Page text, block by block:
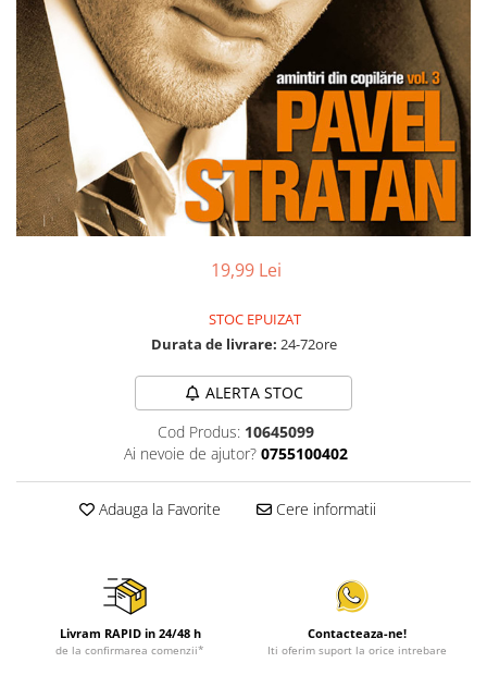
Viniluri Românești
Colecția Electrecord
19,99 Lei
STOC EPUIZAT
Durata de livrare: 24-72ore
ALERTA STOC
Cod Produs: 10645099
Ai nevoie de ajutor? 0755100402
Adauga la Favorite Cere informatii
Livram RAPID in 24/48 h
de la confirmarea comenzii*
Contacteaza-ne!
Iti oferim suport la orice intrebare